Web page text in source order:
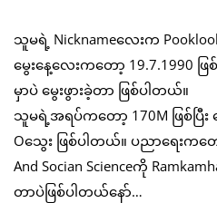
သူမရဲ့ Nicknameလေးက
မွေးနေ့လေးကတော့ 19.7.1990 ဖြစ်
မှာပဲ မွေးဖွားခဲ့တာ ဖြစ်ပါတယ်။
သူမရဲ့အရပ်ကတော့ 170M ဖြစ်ပြီ
Oသွေး ဖြစ်ပါတယ်။ ပညာရေးကတေ
And Socian Scienceကို
တာပဲဖြစ်ပါတယ်နော်…